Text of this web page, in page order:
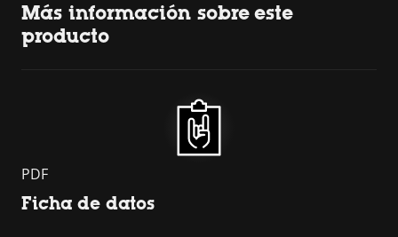
Más información sobre este
producto
PDF
Ficha de datos